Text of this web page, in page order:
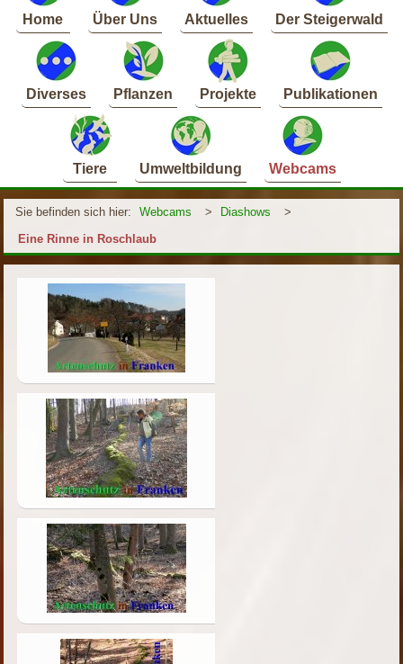
Home Über Uns Aktuelles Der Steigerwald
Diverses Pflanzen Projekte Publikationen
Tiere Umweltbildung Webcams
Sie befinden sich hier: Webcams > Diashows
>
Eine Rinne in Roschlaub